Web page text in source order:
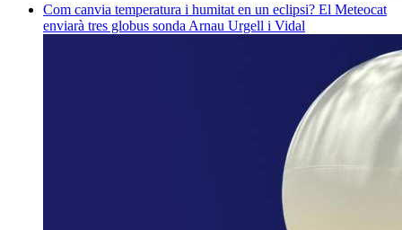
Com canvia temperatura i humitat en un eclipsi? El Meteocat
enviarà tres globus sonda Arnau Urgell i Vidal